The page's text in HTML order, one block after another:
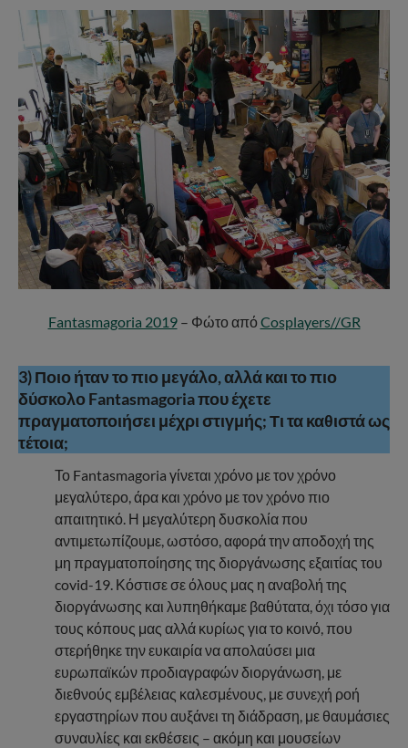
Fantasmagoria 2019– Φώτο από Cosplayers//GR
3) Ποιο ήταν το πιο μεγάλο, αλλά και το πιο
δύσκολο Fantasmagoria που έχετε
πραγματοποιήσει μέχρι στιγμής; Τι τα καθιστά ως
τέτοια;
Το Fantasmagoria γίνεται χρόνο με τον χρόνο
μεγαλύτερο, άρα και χρόνο με τον χρόνο πιο
απαιτητικό. Η μεγαλύτερη δυσκολία που
αντιμετωπίζουμε, ωστόσο, αφορά την αποδοχή της
μη πραγματοποίησης της διοργάνωσης εξαιτίας του
covid-19. Κόστισε σε όλους μας η αναβολή της
διοργάνωσης και λυπηθήκαμε βαθύτατα, όχι τόσο για
τους κόπους μας αλλά κυρίως για το κοινό, που
στερήθηκε την ευκαιρία να απολαύσει μια
ευρωπαϊκών προδιαγραφών διοργάνωση, με
διεθνούς εμβέλειας καλεσμένους, με συνεχή ροή
εργαστηρίων που αυξάνει τη διάδραση, με θαυμάσιες
συναυλίες και εκθέσεις – ακόμη και μουσείων